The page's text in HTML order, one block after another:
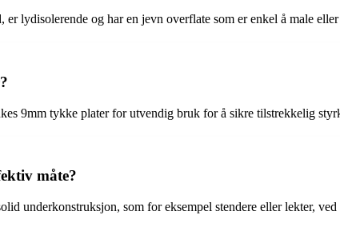
lydisolerende og har en jevn overflate som er enkel å male
9mm tykke plater for utvendig bruk for å sikre tilstrekkelig
måte?
underkonstruksjon, som for eksempel stendere eller lekter,